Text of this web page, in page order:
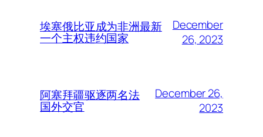
埃塞俄比亚成为非洲最新
一个主权违约国家
December
26, 2023
阿塞拜疆驱逐两名法
国外交官
December 26,
2023